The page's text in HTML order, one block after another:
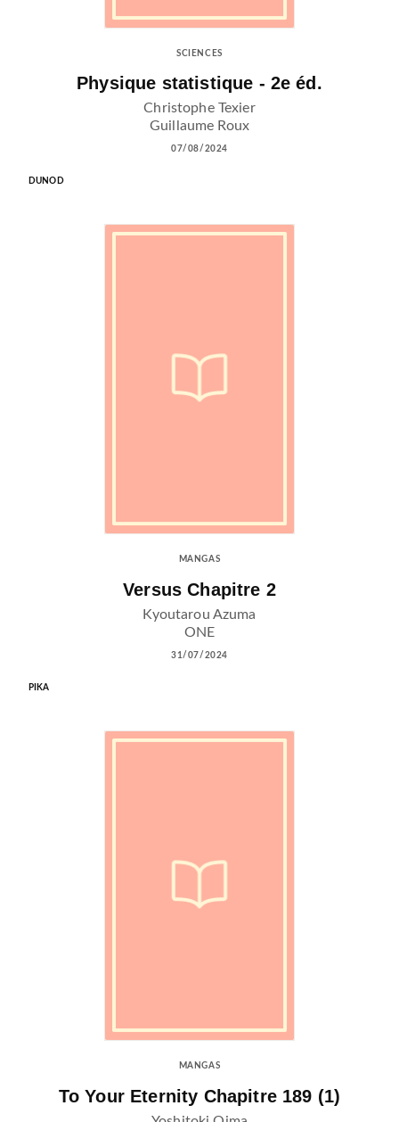
SCIENCES
Physique statistique - 2e éd.
Christophe Texier
Guillaume Roux
07/08/2024
DUNOD
MANGAS
Versus Chapitre 2
Kyoutarou Azuma
ONE
31/07/2024
PIKA
MANGAS
To Your Eternity Chapitre 189 (1)